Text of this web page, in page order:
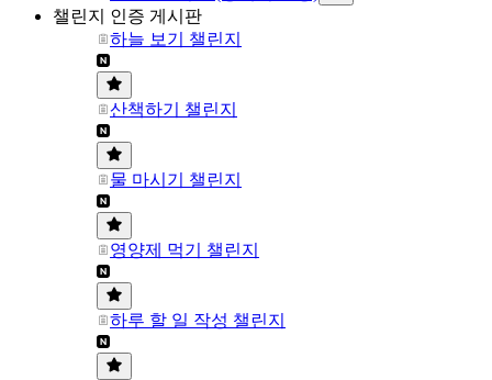
챌린지 인증 게시판
하늘 보기 챌린지
산책하기 챌린지
물 마시기 챌린지
영양제 먹기 챌린지
하루 할 일 작성 챌린지